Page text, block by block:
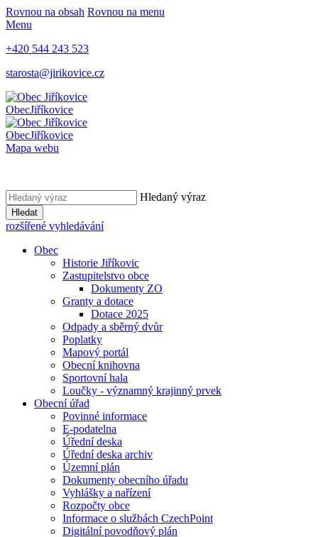
Rovnou na obsah Rovnou na menu
Menu
+420 544 243 523
starosta@jirikovice.cz
ObecJiříkovice
ObecJiříkovice
Mapa webu
Hledaný výraz
Hledat
rozšířené vyhledávání
Obec
Historie Jiříkovic
Zastupitelstvo obce
Dokumenty ZO
Granty a dotace
Dotace 2025
Odpady a sběrný dvůr
Poplatky
Mapový portál
Obecní knihovna
Sportovní hala
Loučky - významný krajinný prvek
Obecní úřad
Povinné informace
E-podatelna
Úřední deska
Úřední deska archiv
Územní plán
Dokumenty obecního úřadu
Vyhlášky a nařízení
Rozpočty obce
Informace o službách CzechPoint
Digitální povodňový plán